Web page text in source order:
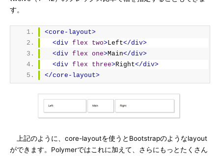
す。
<core-layout>
<div flex two>Left</div>
<div flex one>Main</div>
<div flex three>Right</div>
</core-layout>
上記のように、core-layoutを使うとBootstrapのようなlayout
ができます。Polymerではこれに加えて、さらにもっとたくさん